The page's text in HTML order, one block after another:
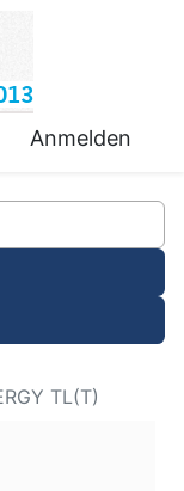
Anmelden
TL(T)